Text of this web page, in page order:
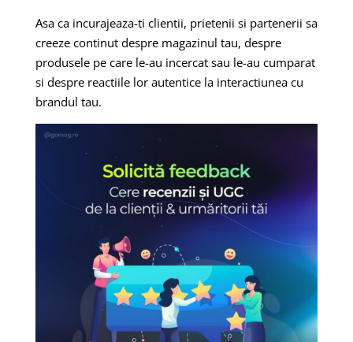
Asa ca incurajeaza-ti clientii, prietenii si partenerii sa
creeze continut despre magazinul tau, despre
produsele pe care le-au incercat sau le-au cumparat
si despre reactiile lor autentice la interactiunea cu
brandul tau.